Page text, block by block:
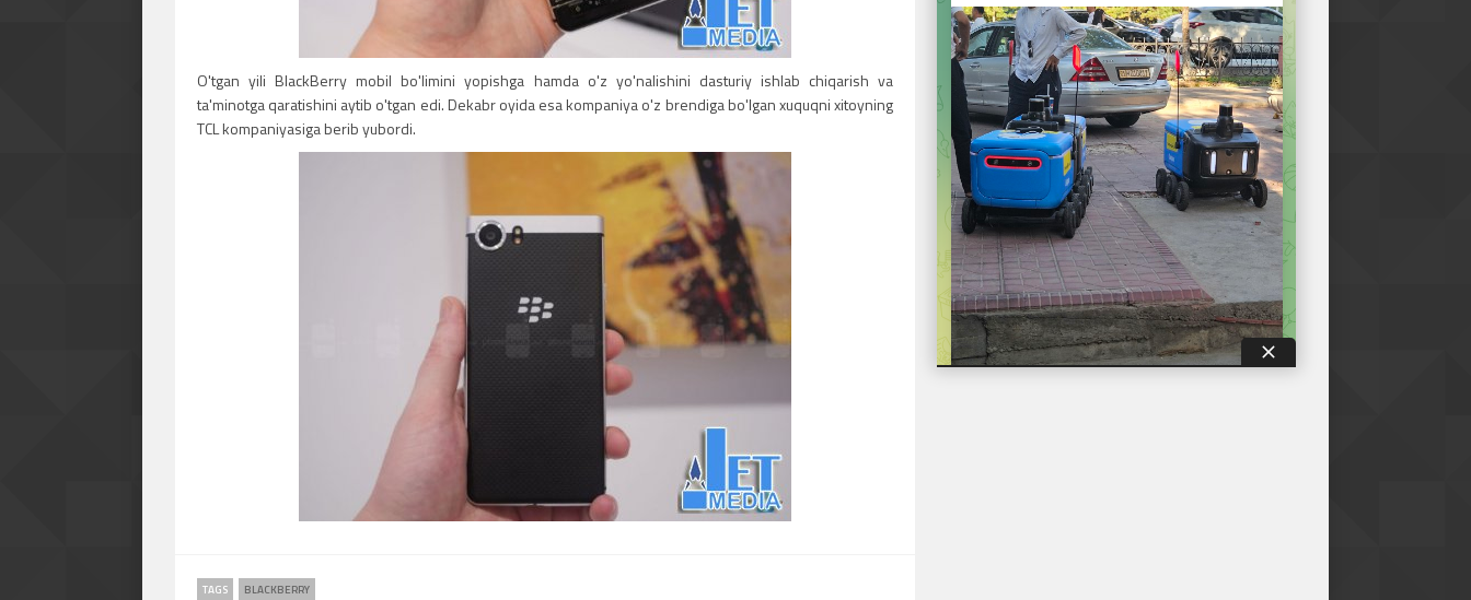
O'tgan yili BlackBerry mobil bo'limini yopishga hamda o'z yo'nalishini dasturiy ishlab chiqarish va
ta'minotga qaratishini aytib o'tgan edi. Dekabr oyida esa kompaniya o'z brendiga bo'lgan xuquqni xitoyning
TCL kompaniyasiga berib yubordi.
TAGS BLACKBERRY